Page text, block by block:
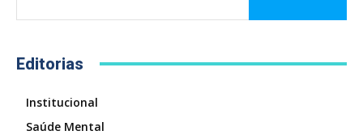
Editorias
Institucional
Saúde Mental